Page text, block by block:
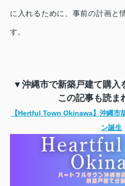
に入れるために、事前の計画と
す。
▼沖縄市で新築戸建て購入
この記事も読ま
【Hertful Town Okinawa】沖縄市
ン誕生